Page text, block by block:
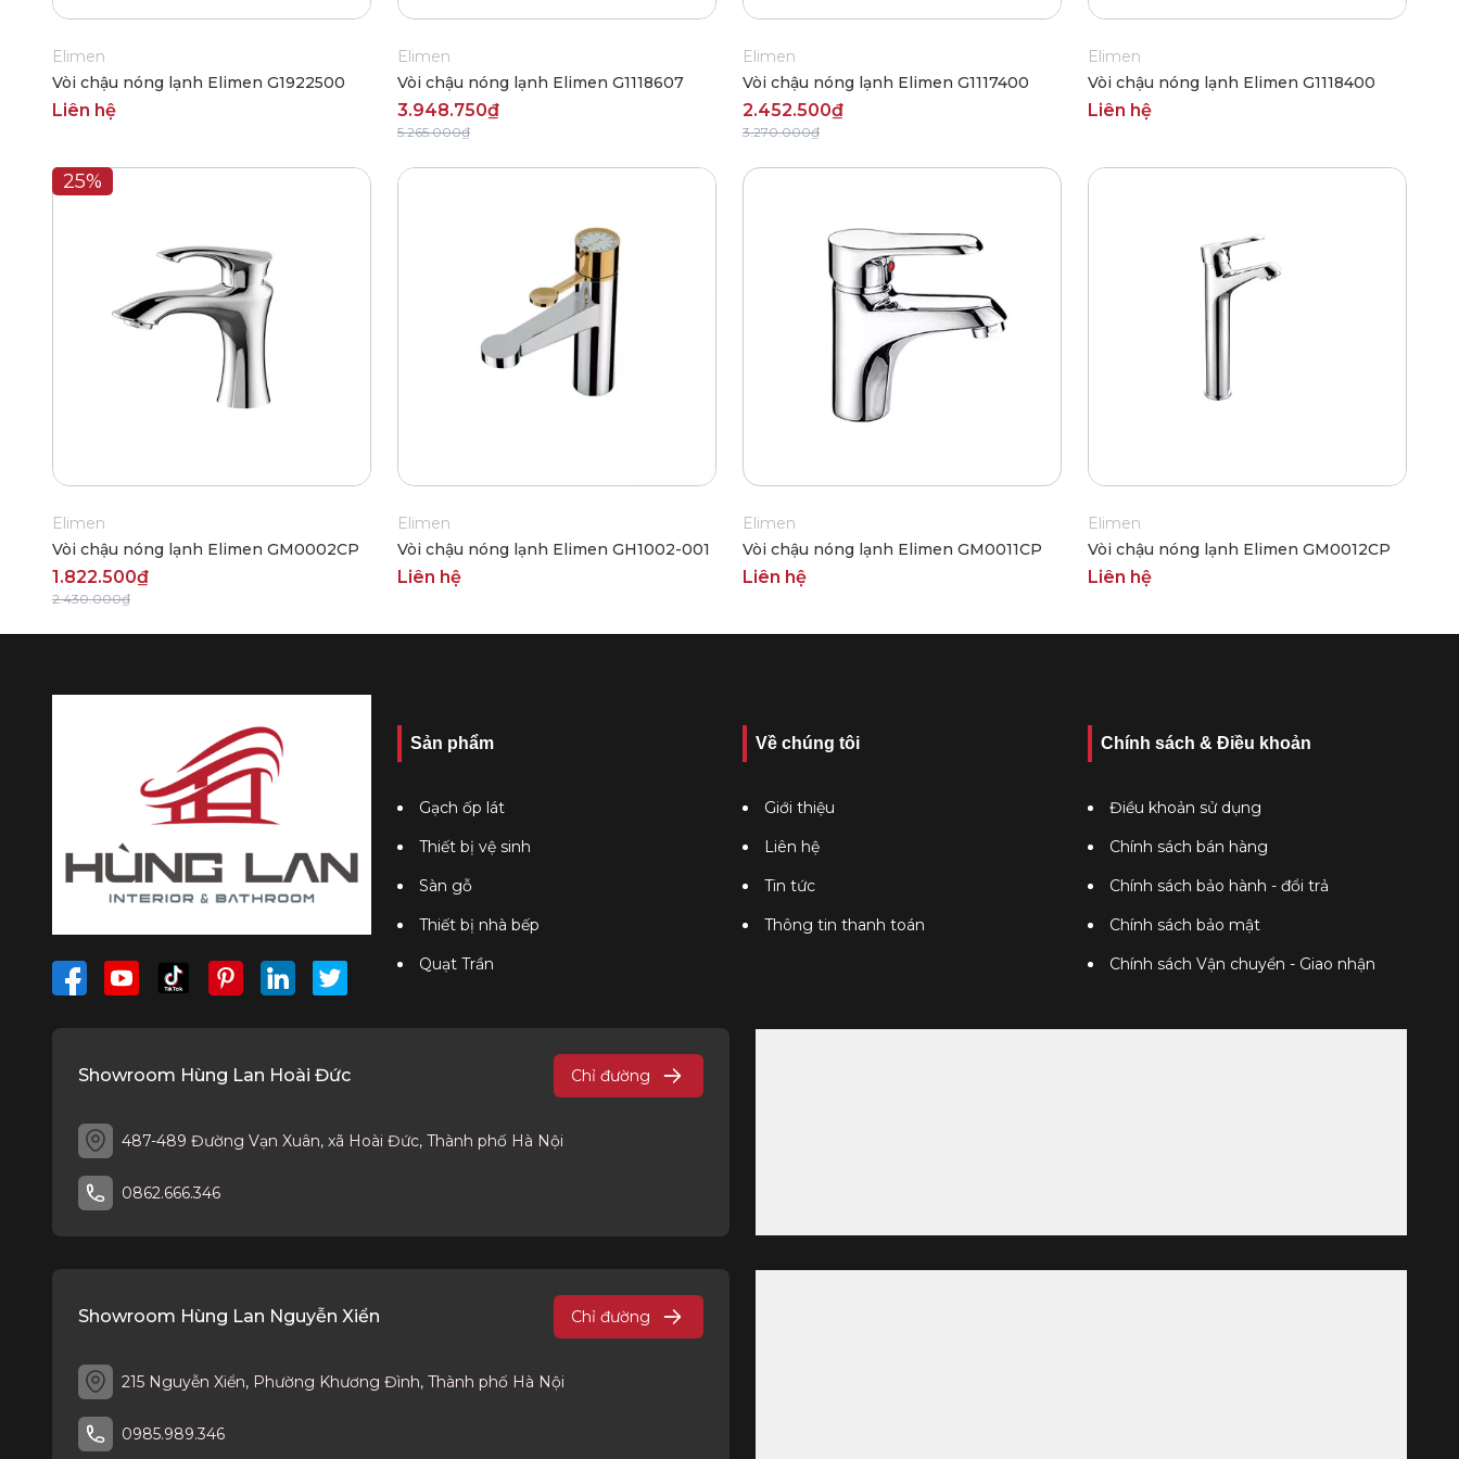
Elimen
Vòi chậu nóng lạnh Elimen G1922500
Liên hệ
Elimen
Vòi chậu nóng lạnh Elimen G1118607
3.948.750₫
5.265.000₫
Elimen
Vòi chậu nóng lạnh Elimen G1117400
2.452.500₫
3.270.000₫
Elimen
Vòi chậu nóng lạnh Elimen G1118400
Liên hệ
25%
Elimen
Vòi chậu nóng lạnh Elimen GM0002CP
1.822.500₫
2.430.000₫
Elimen
Vòi chậu nóng lạnh Elimen GH1002-001
Liên hệ
Elimen
Vòi chậu nóng lạnh Elimen GM0011CP
Liên hệ
Elimen
Vòi chậu nóng lạnh Elimen GM0012CP
Liên hệ
Sản phẩm
Gạch ốp lát
Thiết bị vệ sinh
Sàn gỗ
Thiết bị nhà bếp
Quạt Trần
Về chúng tôi
Giới thiệu
Liên hệ
Tin tức
Thông tin thanh toán
Chính sách & Điều khoản
Điều khoản sử dụng
Chính sách bán hàng
Chính sách bảo hành - đổi trả
Chính sách bảo mật
Chính sách Vận chuyển - Giao nhận
Showroom Hùng Lan Hoài Đức Chỉ đường
487-489 Đường Vạn Xuân, xã Hoài Đức, Thành phố Hà Nội
0862.666.346
Showroom Hùng Lan Nguyễn Xiển Chỉ đường
215 Nguyễn Xiển, Phường Khương Đình, Thành phố Hà Nội
0985.989.346